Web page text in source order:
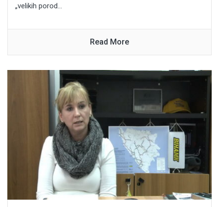
„velikih porod...
Read More